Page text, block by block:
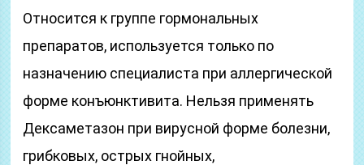
Относится к группе гормональных
препаратов, используется только по
назначению специалиста при аллергической
форме конъюнктивита. Нельзя применять
Дексаметазон при вирусной форме болезни,
грибковых, острых гнойных,